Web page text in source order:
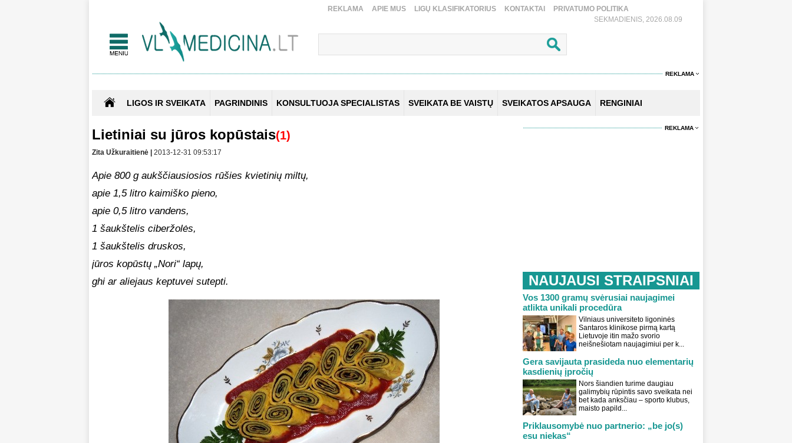
REKLAMA APIE MUS LIGŲ KLASIFIKATORIUS KONTAKTAI
PRIVATUMO POLITIKA
SEKMADIENIS, 2026.08.09
REKLAMA
LIGOS IR SVEIKATA PAGRINDINIS KONSULTUOJA SPECIALISTAS SVEIKATA BE VAISTŲ SVEIKATOS APSAUGA RENGINIAI
Lietiniai su jūros kopūstais(1)
Zita Užkuraitienė | 2013-12-31 09:53:17
Apie 800 g aukščiausiosios rūšies kvietinių miltų,
apie 1,5 litro kaimiško pieno,
apie 0,5 litro vandens,
1 šaukštelis ciberžolės,
1 šaukštelis druskos,
jūros kopūstų „Nori“ lapų,
ghi ar aliejaus keptuvei sutepti.
REKLAMA
NAUJAUSI STRAIPSNIAI
Vos 1300 gramų svėrusiai naujagimei
atlikta unikali procedūra
Vilniaus universiteto ligoninės
Santaros klinikose pirmą kartą
Lietuvoje itin mažo svorio
neišnešiotam naujagimiui per k...
Gera savijauta prasideda nuo elementarių
kasdienių įpročių
Nors šiandien turime daugiau
galimybių rūpintis savo sveikata nei
bet kada anksčiau – sporto klubus,
maisto papild...
Priklausomybė nuo partnerio: „be jo(s)
esu niekas“